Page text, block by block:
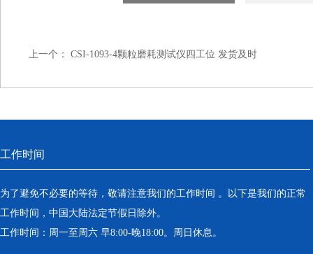
上一个： CSI-1093-4颗粒磨耗测试仪四工位 发货及时
工作时间
为了避免不必要的等待，敬请注意我们的工作时间 。以下是我们的正常
工作时间，中国大陆法定节假日除外。
工作时间：周一至周六 早8:00-晚18:00。周日休息。